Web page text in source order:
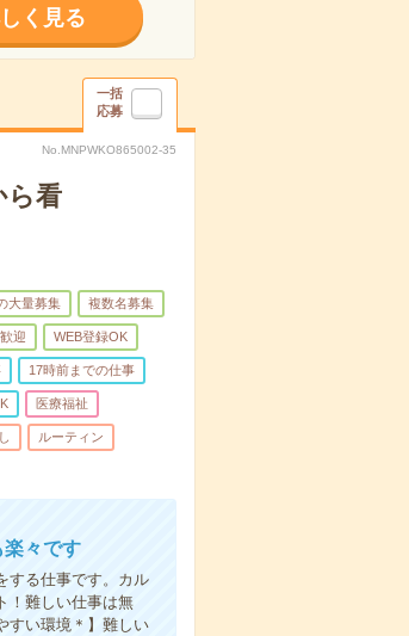
く見る
一括
応募
No.MNPWKO865002-35
ら看
大量募集 複数名募集
迎 WEB登録OK
17時前までの仕事
医療福祉
ルーティン
々です
する仕事です。カル
！難しい仕事は無
すい環境＊】難しい